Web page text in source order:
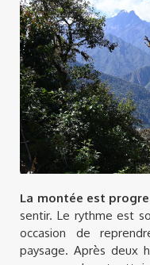
La montée est
sentir. Le rythme est
occasion de
paysage. Après deux